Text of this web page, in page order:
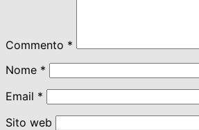
Commento *
Nome *
Email *
Sito web